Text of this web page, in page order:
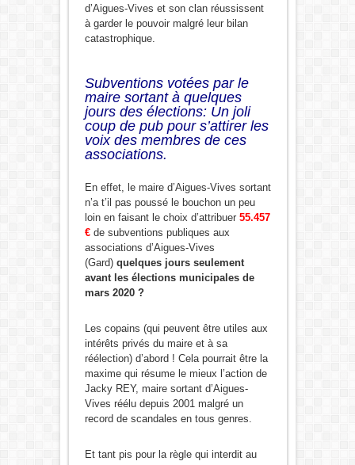
d’Aigues-Vives et son clan réussissent
à garder le pouvoir malgré leur bilan
catastrophique.
Subventions votées par le
maire sortant à quelques
jours des élections: Un joli
coup de pub pour s’attirer les
voix des membres de ces
associations.
En effet, le maire d’Aigues-Vives sortant
n’a t’il pas poussé le bouchon un peu
loin en faisant le choix d’attribuer 55.457
€de subventions publiques aux
associations d’Aigues-Vives
(Gard) quelques jours seulement
avant les élections municipales de
mars 2020 ?
Les copains (qui peuvent être utiles aux
intérêts privés du maire et à sa
réélection) d’abord ! Cela pourrait être la
maxime qui résume le mieux l’action de
Jacky REY, maire sortant d’Aigues-
Vives réélu depuis 2001 malgré un
record de scandales en tous genres.
Et tant pis pour la règle qui interdit au